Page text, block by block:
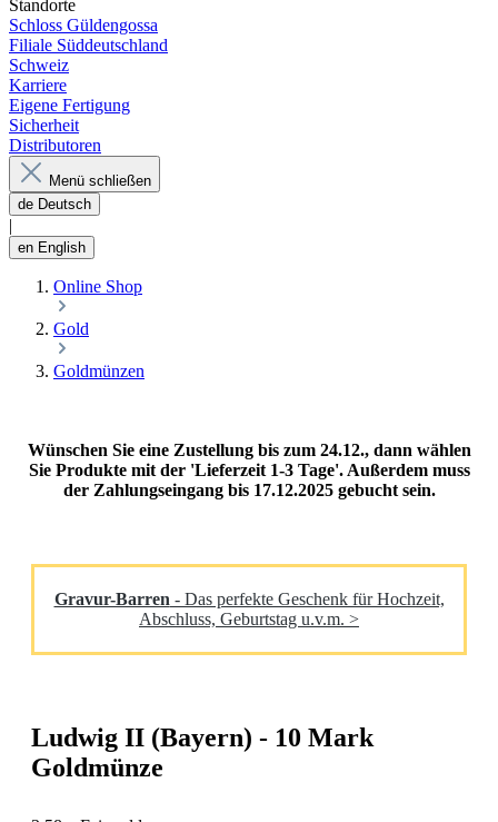
Standorte
Schloss Güldengossa
Filiale Süddeutschland
Schweiz
Karriere
Eigene Fertigung
Sicherheit
Distributoren
Menü schließen
de Deutsch
en English
Online Shop
Gold
Goldmünzen
Wünschen Sie eine Zustellung bis zum 24.12., dann wählen
Sie Produkte mit der 'Lieferzeit 1-3 Tage'. Außerdem muss
der Zahlungseingang bis 17.12.2025 gebucht sein.
Gravur-Barren - Das perfekte Geschenk für Hochzeit,
Abschluss, Geburtstag u.v.m. >
Ludwig II (Bayern) - 10 Mark
Goldmünze